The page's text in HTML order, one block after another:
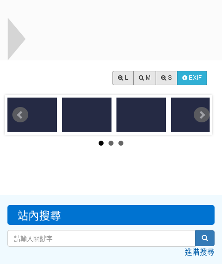
M S EXIF
::: 站內搜尋
進階搜尋